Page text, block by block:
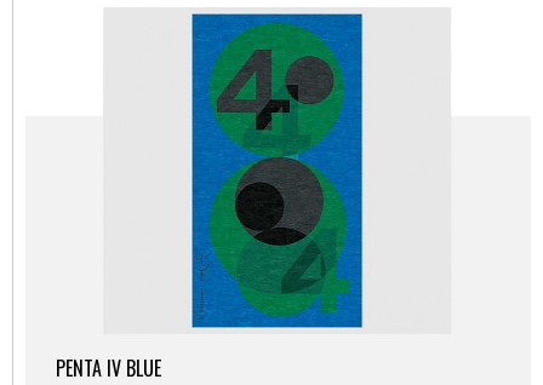
PENTA IV BLUE